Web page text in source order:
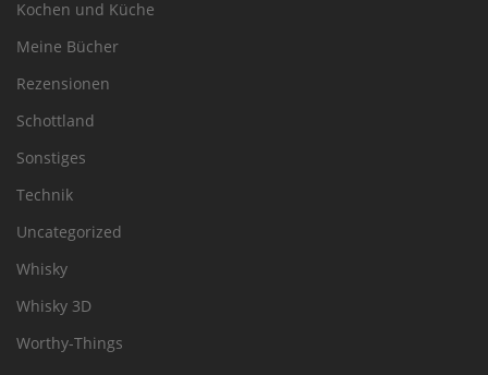
Kochen und Küche
Meine Bücher
Rezensionen
Schottland
Sonstiges
Technik
Uncategorized
Whisky
Whisky 3D
Worthy-Things